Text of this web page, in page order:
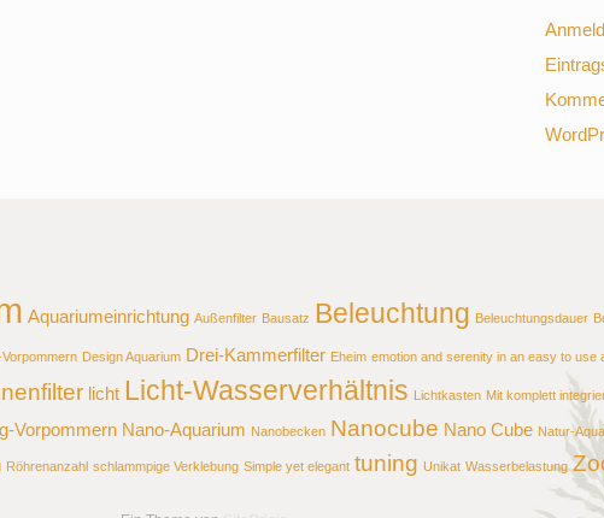
Aquariumeinrichtung Außenfilter Bausatz Beleuchtung Beleuchtungsdauer
Design Aquarium Drei-Kammerfilter Eheim emotion and serenity in an easy to use
licht Licht-Wasserverhältnis Lichtkasten Mit komplett
Vorpommern Nano-Aquarium Nanobecken Nanocube Nano Cube Natur-
Röhrenanzahl schlammpige Verklebung Simple yet elegant tuning Unikat Wasserbelastung